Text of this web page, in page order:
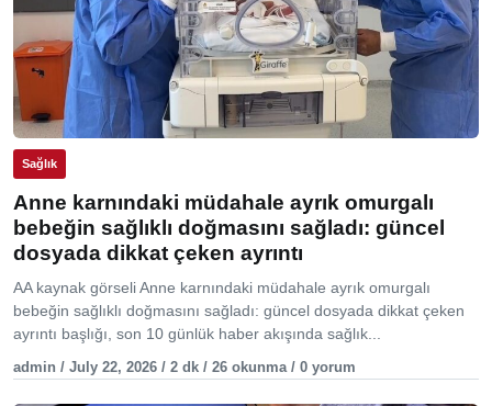
Sağlık
Anne karnındaki müdahale ayrık omurgalı
bebeğin sağlıklı doğmasını sağladı: güncel
dosyada dikkat çeken ayrıntı
AA kaynak görseli Anne karnındaki müdahale ayrık omurgalı
bebeğin sağlıklı doğmasını sağladı: güncel dosyada dikkat çeken
ayrıntı başlığı, son 10 günlük haber akışında sağlık...
admin / July 22, 2026 / 2 dk / 26 okunma / 0 yorum